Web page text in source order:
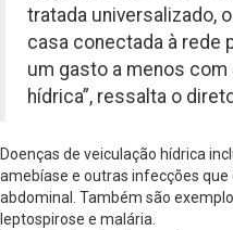
tratada universalizado,
casa conectada à rede
um gasto a menos
hídrica”, ressalta o
Doenças de veiculação hídrica
amebíase e outras infecções
abdominal. Também são
leptospirose e malária.